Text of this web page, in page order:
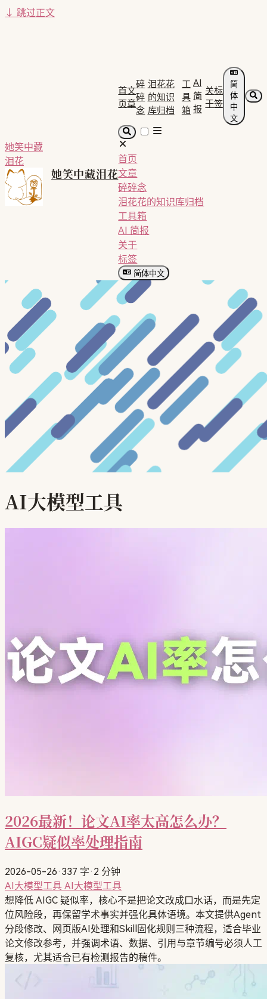
↓ 跳过正文
她笑中藏
泪花
她笑中藏泪花
首
页
文
章
碎
碎
念
泪花花
的知识
库归档
工
具
箱
AI
简
报
关
于
标
签
简
体
中
文
首页
文章
碎碎念
泪花花的知识库归档
工具箱
AI 简报
关于
标签
简体中文
AI大模型工具
2026最新！论文AI率太高怎么办？
AIGC疑似率处理指南
2026-05-26· 337 字· 2 分钟
AI大模型工具 AI大模型工具
想降低 AIGC 疑似率，核心不是把论文改成口水话，而是先定
位风险段，再保留学术事实并强化具体语境。本文提供Agent
分段修改、网页版AI处理和Skill固化规则三种流程，适合毕业
论文修改参考，并强调术语、数据、引用与章节编号必须人工
复核，尤其适合已有检测报告的稿件。